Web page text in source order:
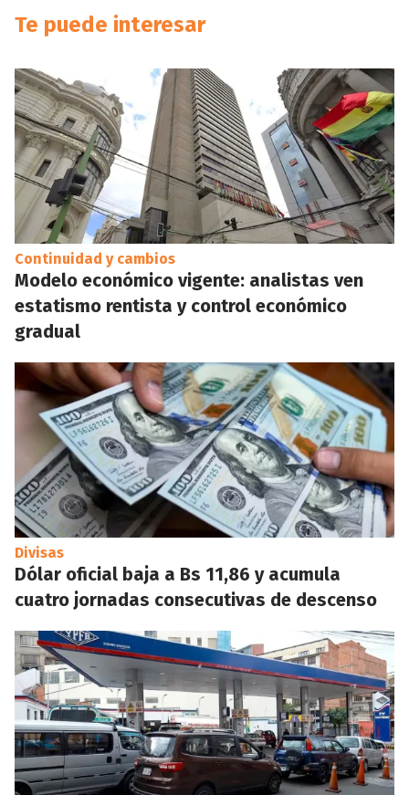
Te puede interesar
Continuidad y cambios
Modelo económico vigente: analistas ven
estatismo rentista y control económico
gradual
Divisas
Dólar oficial baja a Bs 11,86 y acumula
cuatro jornadas consecutivas de descenso